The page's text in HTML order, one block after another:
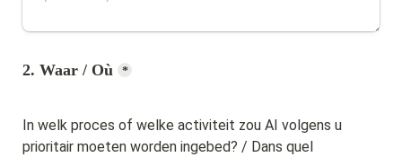
2. Waar / Où *
In welk proces of welke activiteit zou AI volgens u
prioritair moeten worden ingebed? / Dans quel